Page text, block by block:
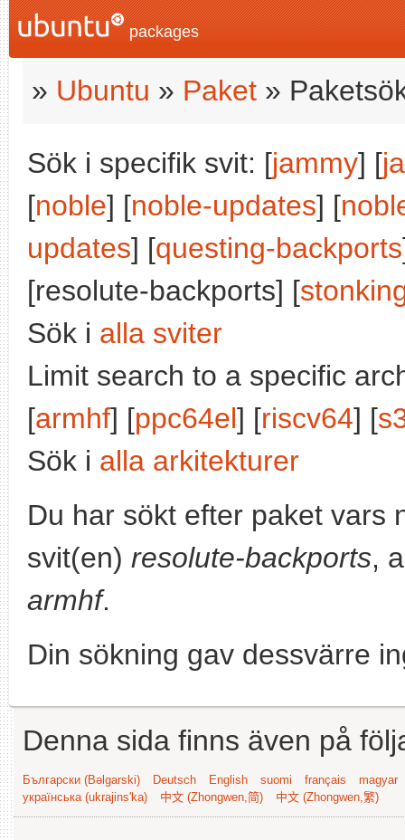
packages
» Ubuntu » Paket »
Sök i specifik svit: [jammy] [
[noble] [noble-updates] [
updates] [questing-backports
[resolute-backports] [
Sök i alla sviter
Limit search to a specific
[armhf] [ppc64el] [riscv64] [
Sök i alla arkitekturer
Du har sökt efter paket vars
svit(en) resolute-backports,
armhf.
Din sökning gav dessvärre
Denna sida finns även på
Български (Bəlgarski) Deutsch English suomi français
magyar
українська (ukrajins'ka)
中文 (Zhongwen,简) 中文 (Zhongwen,繁)